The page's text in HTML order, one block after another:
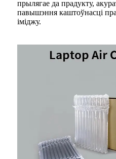
прылягае да прадукту,
павышэння каштоўнасці
іміджу.